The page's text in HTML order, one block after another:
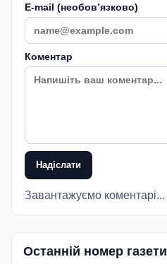
E-mail (необовʼязково)
Коментар
Надіслати
Завантажуємо коментарі...
Останній номер газети